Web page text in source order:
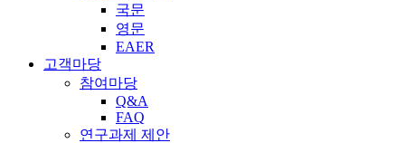
국문
영문
EAER
고객마당
참여마당
Q&A
FAQ
연구과제 제안